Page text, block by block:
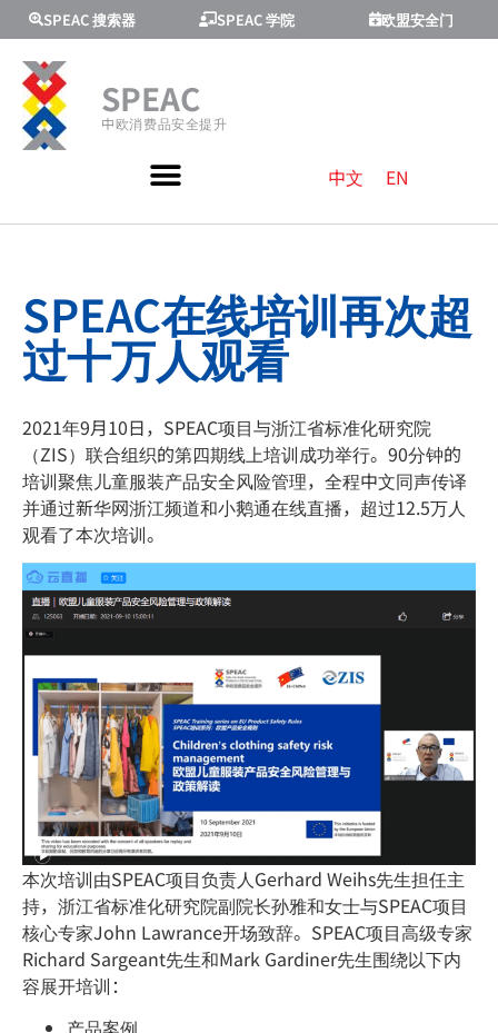
SPEAC 搜索器 SPEAC 学院 欧盟安全门
SPEAC
中欧消费品安全提升
中文 EN
SPEAC在线培训再次超
过十万人观看
2021年9月10日，SPEAC项目与浙江省标准化研究院
（ZIS）联合组织的第四期线上培训成功举行。90分钟的
培训聚焦儿童服装产品安全风险管理，全程中文同声传译
并通过新华网浙江频道和小鹅通在线直播，超过12.5万人
观看了本次培训。
本次培训由SPEAC项目负责人Gerhard Weihs先生担任主
持，浙江省标准化研究院副院长孙雅和女士与SPEAC项目
核心专家John Lawrance开场致辞。SPEAC项目高级专家
Richard Sargeant先生和Mark Gardiner先生围绕以下内
容展开培训：